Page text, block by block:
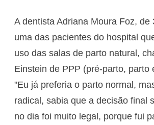
A dentista Adriana Moura Foz, de
uma das pacientes do hospital
uso das salas de parto natural,
Einstein de PPP (pré-parto, parto
"Eu já preferia o parto normal,
radical, sabia que a decisão final
no dia foi muito legal, porque fui